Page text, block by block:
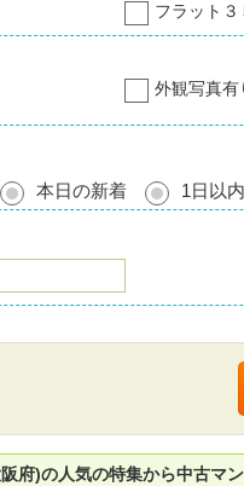
フラット３
外観写真有
本日の新着 1日以内
府)の人気の特集から中古マ